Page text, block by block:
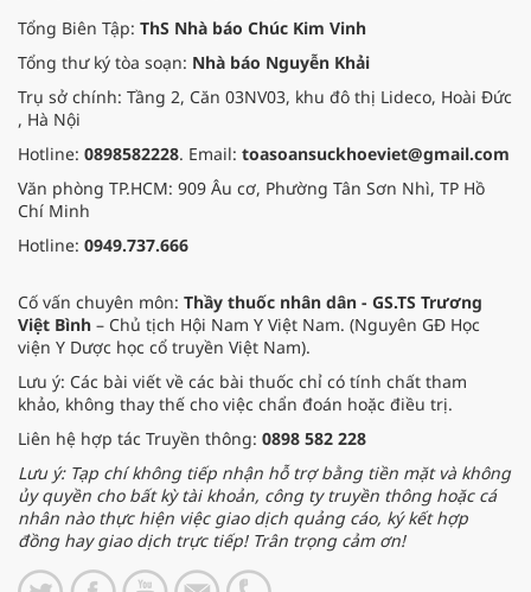
Tổng Biên Tập: ThS Nhà báo Chúc Kim Vinh
Tổng thư ký tòa soạn: Nhà báo Nguyễn Khải
Trụ sở chính: Tầng 2, Căn 03NV03, khu đô thị Lideco, Hoài Đức
, Hà Nội
Hotline: 0898582228. Email: toasoansuckhoeviet@gmail.com
Văn phòng TP.HCM: 909 Âu cơ, Phường Tân Sơn Nhì, TP Hồ
Chí Minh
Hotline: 0949.737.666
Cố vấn chuyên môn: Thầy thuốc nhân dân - GS.TS Trương
Việt Bình – Chủ tịch Hội Nam Y Việt Nam. (Nguyên GĐ Học
viện Y Dược học cổ truyền Việt Nam).
Lưu ý: Các bài viết về các bài thuốc chỉ có tính chất tham
khảo, không thay thế cho việc chẩn đoán hoặc điều trị.
Liên hệ hợp tác Truyền thông: 0898 582 228
Lưu ý: Tạp chí không tiếp nhận hỗ trợ bằng tiền mặt và không
ủy quyền cho bất kỳ tài khoản, công ty truyền thông hoặc cá
nhân nào thực hiện việc giao dịch quảng cáo, ký kết hợp
đồng hay giao dịch trực tiếp! Trân trọng cảm ơn!